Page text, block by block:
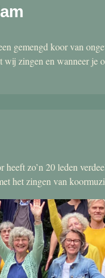
gemengd koor van
zingen en wanneer je
zo’n 20 leden
het zingen van